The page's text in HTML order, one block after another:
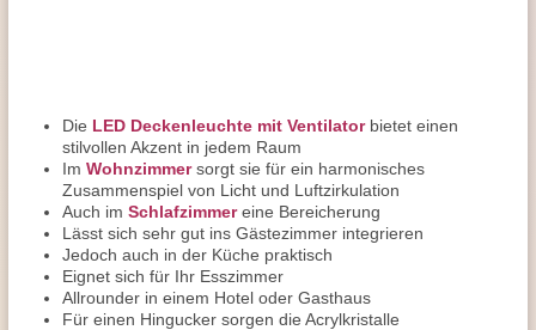
Die LED Deckenleuchte mit Ventilatorbietet einen
stilvollen Akzent in jedem Raum
Im Wohnzimmersorgt sie für ein harmonisches
Zusammenspiel von Licht und Luftzirkulation
Auch im Schlafzimmereine Bereicherung
Lässt sich sehr gut ins Gästezimmer integrieren
Jedoch auch in der Küche praktisch
Eignet sich für Ihr Esszimmer
Allrounder in einem Hotel oder Gasthaus
Für einen Hingucker sorgen die Acrylkristalle